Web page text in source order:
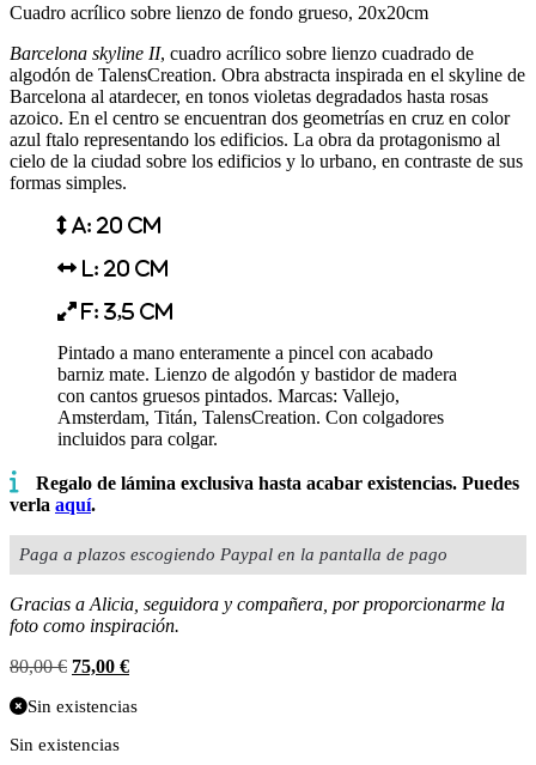
Cuadro acrílico sobre lienzo de fondo grueso, 20x20cm
Barcelona skyline II, cuadro acrílico sobre lienzo cuadrado de
algodón de TalensCreation. Obra abstracta inspirada en el skyline de
Barcelona al atardecer, en tonos violetas degradados hasta rosas
azoico. En el centro se encuentran dos geometrías en cruz en color
azul ftalo representando los edificios. La obra da protagonismo al
cielo de la ciudad sobre los edificios y lo urbano, en contraste de sus
formas simples.
A: 20 cm
L: 20 cm
F: 3,5 cm
Pintado a mano enteramente a pincel con acabado
barniz mate. Lienzo de algodón y bastidor de madera
con cantos gruesos pintados. Marcas: Vallejo,
Amsterdam, Titán, TalensCreation. Con colgadores
incluidos para colgar.
Regalo de lámina exclusiva hasta acabar existencias. Puedes
verla aquí.
Paga a plazos escogiendo Paypal en la pantalla de pago
Gracias a Alicia, seguidora y compañera, por proporcionarme la
foto como inspiración.
80,00€ El
original
80,00 €.
75,00 €El
actual
Sin existencias
Sin existencias